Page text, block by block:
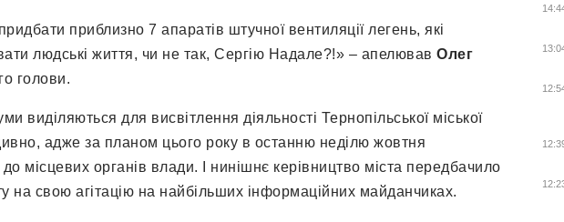
приблизно 7 апаратів штучної вентиляції легень, які
людські життя, чи не так, Сергію Надале?!» – апелював Олег
голови.
виділяються для висвітлення діяльності Тернопільської міської
адже за планом цього року в останню неділю жовтня
місцевих органів влади. І нинішнє керівництво міста передбачило
на свою агітацію на найбільших інформаційних майданчиках.